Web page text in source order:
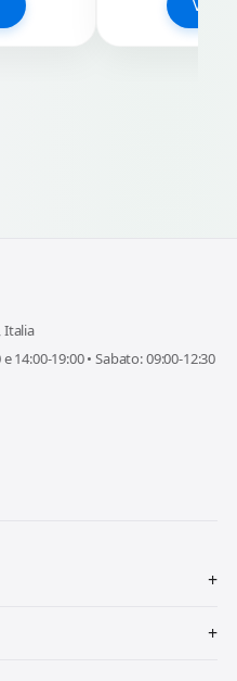
Vedi
Italia
14:00-19:00 • Sabato: 09:00-12:30